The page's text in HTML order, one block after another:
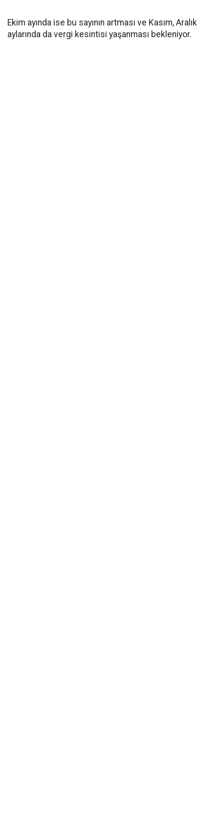
Ekim ayında ise bu sayının artması ve Kasım, Aralık
aylarında da vergi kesintisi yaşanması bekleniyor.